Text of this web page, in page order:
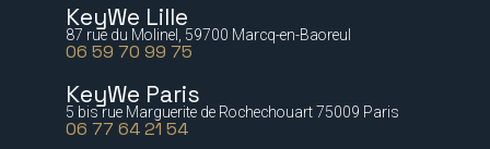
KeyWe Lille
87 rue du Molinel, 59700 Marcq-en-Baoreul
06 59 70 99 75
KeyWe Paris
5 bis rue Marguerite de Rochechouart 75009 Paris
06 77 64 21 54